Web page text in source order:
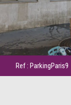
Ref : ParkingParis9